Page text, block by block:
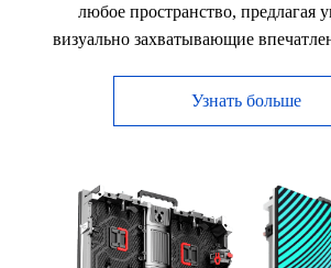
любое пространство, предлагая
визуально захватывающие
Узнать больше